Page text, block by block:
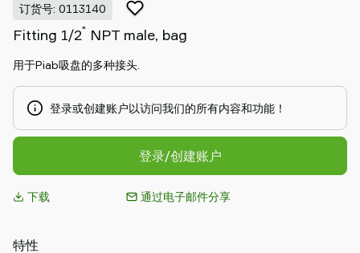
订货号: 0113140
Fitting 1/2" NPT male, bag
用于Piab吸盘的多种接头.
登录或创建账户以访问我们的所有内容和功能！
登录/创建账户
下载 通过电子邮件分享
特性
Group
联
我
支
持
找
合
伴